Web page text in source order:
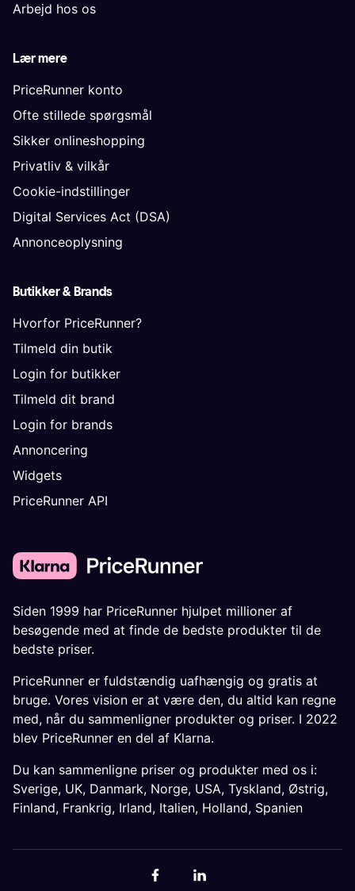
Arbejd hos os
Lær mere
PriceRunner konto
Ofte stillede spørgsmål
Sikker onlineshopping
Privatliv & vilkår
Cookie-indstillinger
Digital Services Act (DSA)
Annonceoplysning
Butikker & Brands
Hvorfor PriceRunner?
Tilmeld din butik
Login for butikker
Tilmeld dit brand
Login for brands
Annoncering
Widgets
PriceRunner API
Siden 1999 har PriceRunner hjulpet millioner af
besøgende med at finde de bedste produkter til de
bedste priser.
PriceRunner er fuldstændig uafhængig og gratis at
bruge. Vores vision er at være den, du altid kan regne
med, når du sammenligner produkter og priser. I 2022
blev PriceRunner en del af Klarna.
Du kan sammenligne priser og produkter med os i:
Sverige, UK, Danmark, Norge, USA, Tyskland, Østrig,
Finland, Frankrig, Irland, Italien, Holland, Spanien